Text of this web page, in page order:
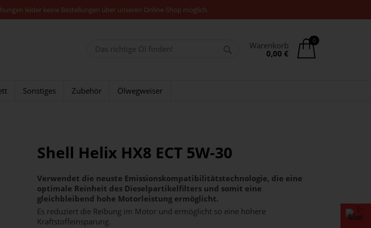
leider keine Bestellungen über unseren Online-Shop möglich.
0
Warenkorb
0,00 €
Sonstiges Zubehör Ölwegweiser
Shell Helix HX8 ECT 5W-30
Verwendet die neuste Emissionskompatibilitätstechnologie, die eine
optimale Reinheit des Dieselpartikelfilters und somit eine
gleichbleibend hohe Motorleistung ermöglicht.
Es reduziert die Reibung im Motor und ermöglicht so eine höhere
Kraftstoffeinsparung.